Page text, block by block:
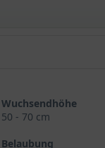
Funkie
Wuchsendhöhe
50 - 70 cm
Belaubung